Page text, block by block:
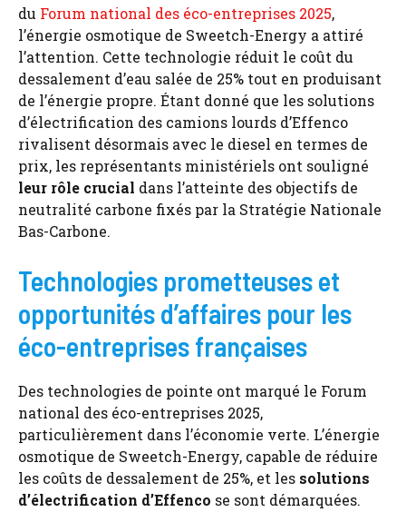
du Forum national des éco-entreprises 2025,
l’énergie osmotique de Sweetch-Energy a attiré
l’attention. Cette technologie réduit le coût du
dessalement d’eau salée de 25% tout en produisant
de l’énergie propre. Étant donné que les solutions
d’électrification des camions lourds d’Effenco
rivalisent désormais avec le diesel en termes de
prix, les représentants ministériels ont souligné
leur rôle crucial dans l’atteinte des objectifs de
neutralité carbone fixés par la Stratégie Nationale
Bas-Carbone.
Technologies prometteuses et
opportunités d’affaires pour les
éco-entreprises françaises
Des technologies de pointe ont marqué le Forum
national des éco-entreprises 2025,
particulièrement dans l’économie verte. L’énergie
osmotique de Sweetch-Energy, capable de réduire
les coûts de dessalement de 25%, et les solutions
d’électrification d’Effenco se sont démarquées.